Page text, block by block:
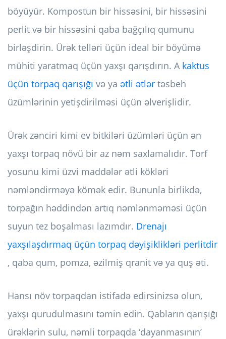
böyüyür. Kompostun bir hissəsini, bir hissəsini
perlit və bir hissəsini qaba bağçılıq qumunu
birləşdirin. Ürək telləri üçün ideal bir böyümə
mühiti yaratmaq üçün yaxşı qarışdırın. A kaktus
üçün torpaq qarışığı və ya ətli ətlər təsbeh
üzümlərinin yetişdirilməsi üçün əlverişlidir.
Ürək zənciri kimi ev bitkiləri üzümləri üçün ən
yaxşı torpaq növü bir az nəm saxlamalıdır. Torf
yosunu kimi üzvi maddələr ətli kökləri
nəmləndirməyə kömək edir. Bununla birlikdə,
torpağın həddindən artıq nəmlənməməsi üçün
suyun tez boşalması lazımdır. Drenajı
yaxşılaşdırmaq üçün torpaq dəyişiklikləri perlitdir
, qaba qum, pomza, əzilmiş qranit və ya quş əti.
Hansı növ torpaqdan istifadə edirsinizsə olun,
yaxşı qurudulmasını təmin edin. Qabların qarışığı
ürəklərin sulu, nəmli torpaqda ‘dayanmasının’